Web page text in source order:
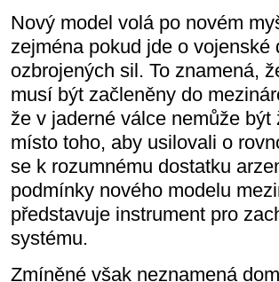
Nový model volá po novém
zejména pokud jde o
ozbrojených sil. To znamená,
musí být začleněny do
že v jaderné válce nemůže
místo toho, aby usilovali o
se k rozumnému dostatku
podmínky nového modelu
představuje instrument pro
systému.
Zmíněné však neznamená